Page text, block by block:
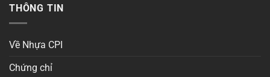
THÔNG TIN
Về Nhựa CPI
Chứng chỉ